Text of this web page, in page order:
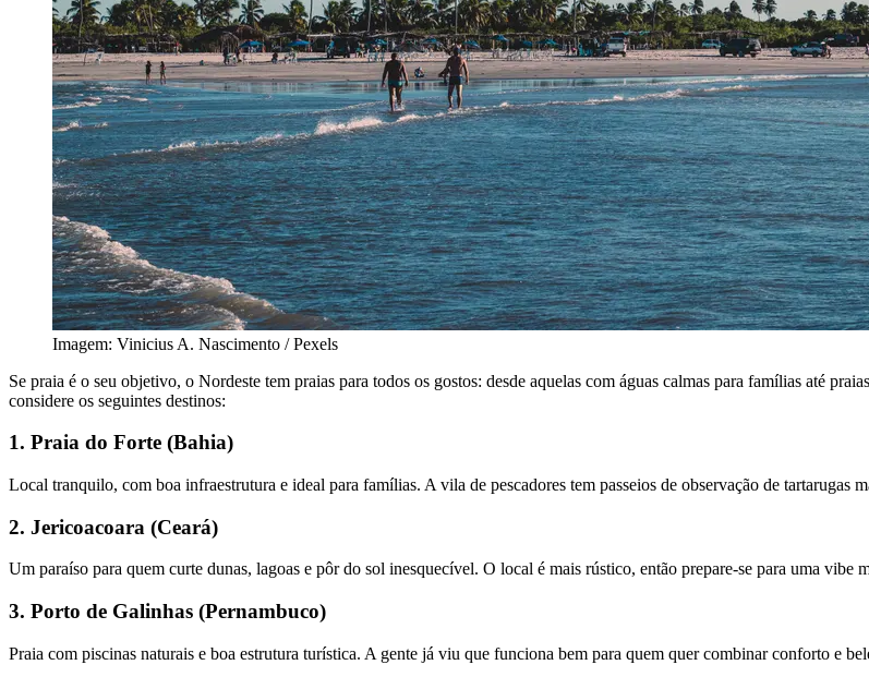
Imagem: Vinicius A. Nascimento / Pexels
Se praia é o seu objetivo, o Nordeste tem praias para todos os gostos: desde aquelas com águas calmas para famílias até
considere os seguintes destinos:
1. Praia do Forte (Bahia)
Local tranquilo, com boa infraestrutura e ideal para famílias. A vila de pescadores tem passeios de observação de tartarugas
2. Jericoacoara (Ceará)
Um paraíso para quem curte dunas, lagoas e pôr do sol inesquecível. O local é mais rústico, então prepare-se para uma vibe
3. Porto de Galinhas (Pernambuco)
Praia com piscinas naturais e boa estrutura turística. A gente já viu que funciona bem para quem quer combinar conforto e